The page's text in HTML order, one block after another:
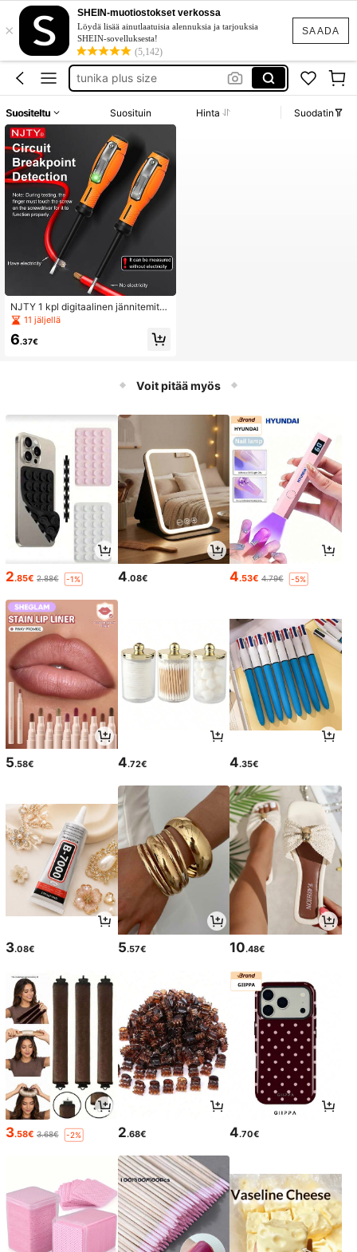
SAADA
×
SHEIN-muotiostokset verkossa
Löydä lisää ainutlaatuisia alennuksia ja tarjouksia
SHEIN-sovelluksesta!
(5,142)
goth clothing
unice
evening gown
tunika plus size
goth clothing
unice
Suositeltu Suosituin Hinta Suodatin
NJTY 1 kpl digitaalinen jännitemitta
ri - Kotikäyttöön tarkoitettu virtapiiri
testeri litteillä päillä/ruuvimeisselin t
erillä, virtapiiritesteri, sopii kotitalou
11 jäljellä
6.37€
Voit pitää myös
2.85€ 2.88€ -1% 4.08€ 4.53€ 4.79€ -5%
5.58€ 4.72€ 4.35€
3.08€ 5.57€ 10.48€
3.58€ 3.68€ -2% 2.68€ 4.70€